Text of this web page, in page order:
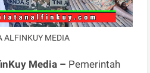
ALFINKUY MEDIA
Media – Pemerintah